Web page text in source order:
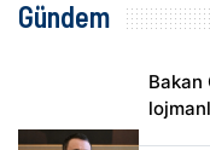
Gündem
Bakan